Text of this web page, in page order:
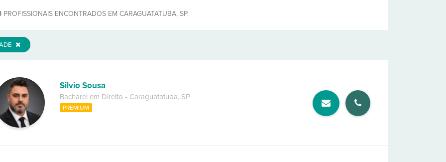
PROFISSIONAIS ENCONTRADOS EM CARAGUATATUBA, SP.
Silvio Sousa
Bacharel em Direito - Caraguatatuba, SP
PREMIUM